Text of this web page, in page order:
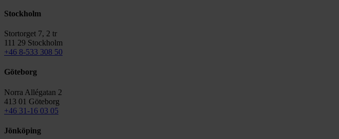
Stockholm
Stortorget 7, 2 tr
111 29 Stockholm
+46 8-533 308 50
Göteborg
Norra Allégatan 2
413 01 Göteborg
+46 31-16 03 05
Jönköping